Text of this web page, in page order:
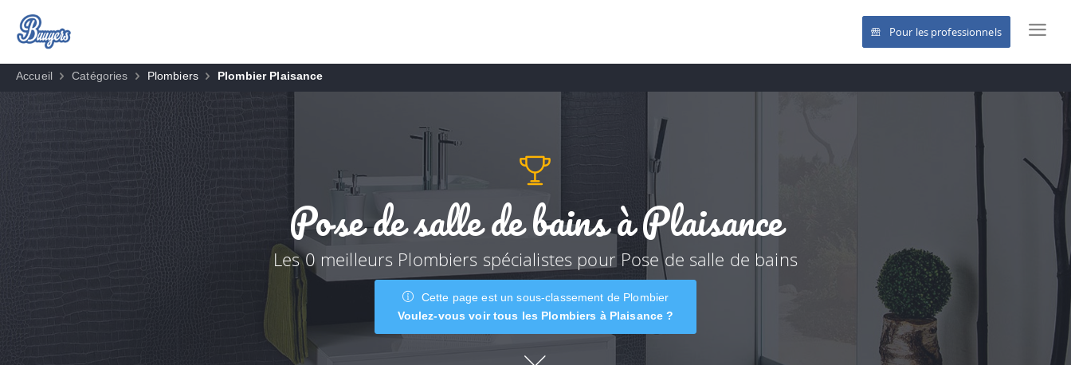
Pour les professionnels
Accueil Catégories Plombiers Plombier Plaisance
Pose de salle de bains à Plaisance
Les 0 meilleurs Plombiers spécialistes pour Pose de salle de bains
Cette page est un sous-classement de Plombier
Voulez-vous voir tous les Plombiers à Plaisance ?